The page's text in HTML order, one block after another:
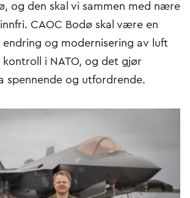
og den skal vi sammen med nære
CAOC Bodø skal være en
og modernisering av luft
kontroll i NATO, og det gjør
spennende og utfordrende.